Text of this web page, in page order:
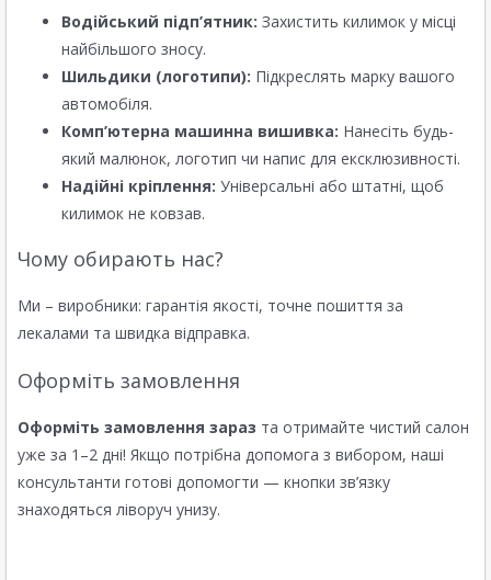
Водійський підп’ятник: Захистить килимок у місці
найбільшого зносу.
Шильдики (логотипи): Підкреслять марку вашого
автомобіля.
Комп’ютерна машинна вишивка: Нанесіть будь-
який малюнок, логотип чи напис для ексклюзивності.
Надійні кріплення: Універсальні або штатні, щоб
килимок не ковзав.
Чому обирають нас?
Ми – виробники: гарантія якості, точне пошиття за
лекалами та швидка відправка.
Оформіть замовлення
Оформіть замовлення зараз та отримайте чистий салон
уже за 1–2 дні! Якщо потрібна допомога з вибором, наші
консультанти готові допомогти — кнопки зв’язку
знаходяться ліворуч унизу.